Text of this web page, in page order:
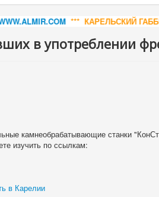
*** КАРЕЛЬСКИЙ ГАББРО-
в употреблении
камнеобрабатывающие станки
изучить по ссылкам:
в Карелии